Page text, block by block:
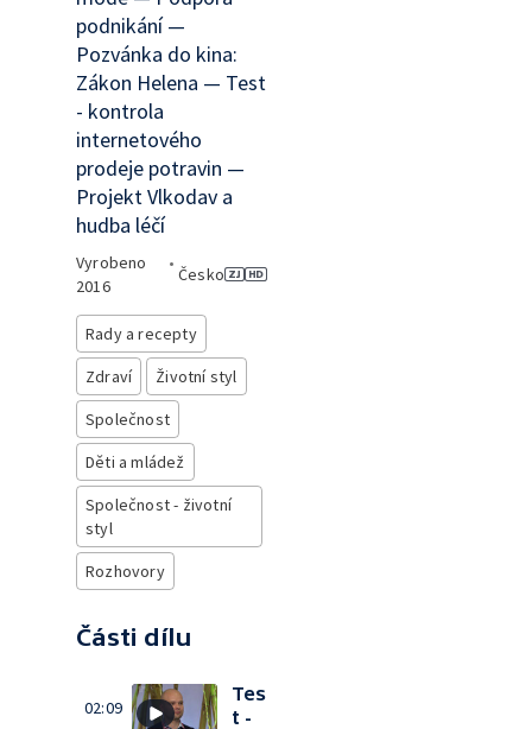
podnikání —
Pozvánka do kina:
Zákon Helena — Test
- kontrola
internetového
prodeje potravin —
Projekt Vlkodav a
hudba léčí
Vyrobeno
2016
•
Česko
Rady a recepty
Zdraví
Životní styl
Společnost
Děti a mládež
Společnost - životní
styl
Rozhovory
Části dílu
02:09
Tes
t -